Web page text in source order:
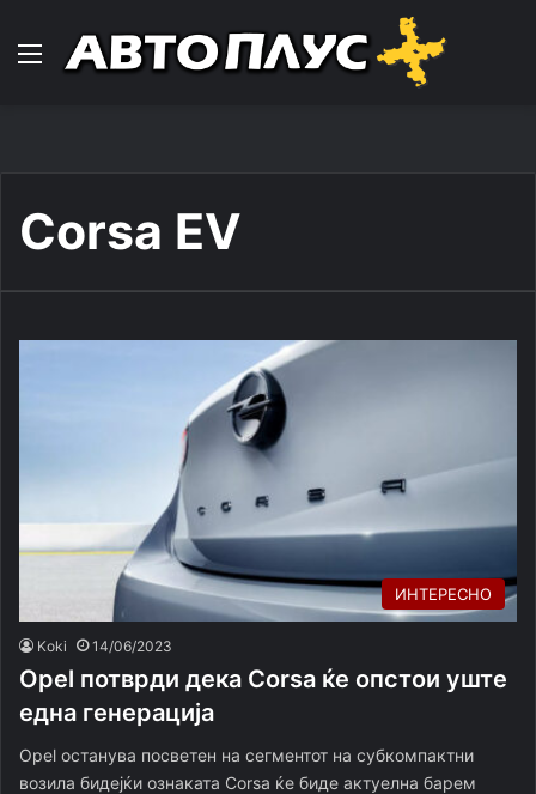
Навигација
Corsa EV
ИНТЕРЕСНО
Koki 14/06/2023
Opel потврди дека Corsa ќе опстои уште
една генерација
Opel останува посветен на сегментот на субкомпактни
возила бидејќи ознаката Corsa ќе биде актуелна барем